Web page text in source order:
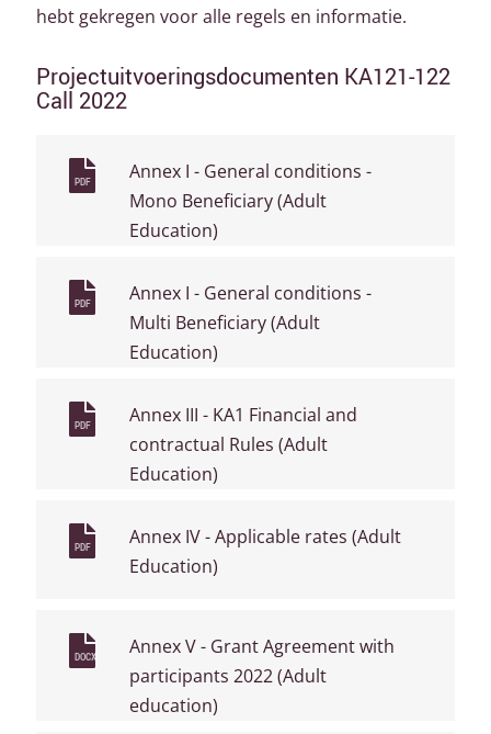
hebt gekregen voor alle regels en informatie.
Projectuitvoeringsdocumenten KA121-122
Call 2022
PDF
Annex I - General conditions -
Mono Beneficiary (Adult
Education)
PDF
Annex I - General conditions -
Multi Beneficiary (Adult
Education)
PDF
Annex III - KA1 Financial and
contractual Rules (Adult
Education)
PDF
Annex IV - Applicable rates (Adult
Education)
DOCX
Annex V - Grant Agreement with
participants 2022 (Adult
education)